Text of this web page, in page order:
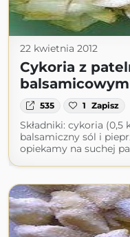
22 kwietnia 2012
Cykoria z
535 1 Zapisz
Składniki: cykoria
balsamiczny sól i
opiekamy na suchej